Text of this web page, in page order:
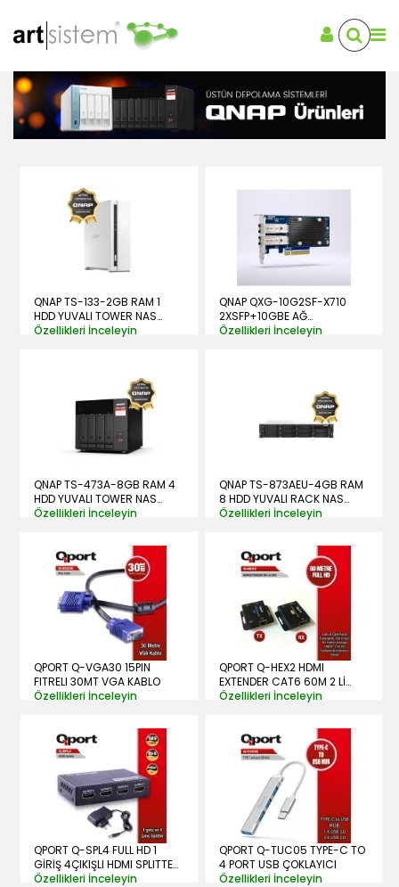
QNAP TS-133-2GB RAM 1
HDD YUVALI TOWER NAS
(RESMİ DİSTRİBÜTÖR
Özellikleri İnceleyin
QNAP QXG-10G2SF-X710
2XSFP+10GBE AĞ
GENİŞLETME KARTI
Özellikleri İnceleyin
QNAP TS-473A-8GB RAM 4
HDD YUVALI TOWER NAS
(RESMİ DİSTRİBÜTÖR
Özellikleri İnceleyin
QNAP TS-873AEU-4GB RAM
8 HDD YUVALI RACK NAS
(RESMİ DİSTRİBÜTÖR
Özellikleri İnceleyin
QPORT Q-VGA30 15PIN
FITRELI 30MT VGA KABLO
Özellikleri İnceleyin
QPORT Q-HEX2 HDMI
EXTENDER CAT6 60M 2 Lİ
PAKET (ADAPTÖR DAHİL)
Özellikleri İnceleyin
QPORT Q-SPL4 FULL HD 1
GİRİŞ 4ÇIKIŞLI HDMI SPLITTER
(SİNYAL ÇOĞALTICI)
Özellikleri İnceleyin
QPORT Q-TUC05 TYPE-C TO
4 PORT USB ÇOKLAYICI
Özellikleri İnceleyin